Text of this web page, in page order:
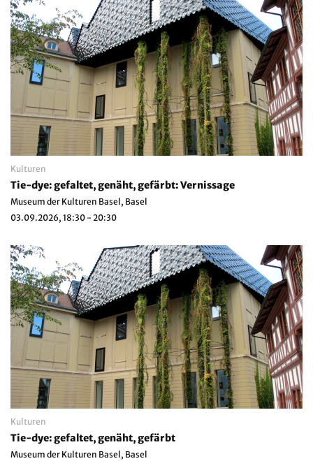
Kulturen
Tie-dye: gefaltet, genäht, gefärbt: Vernissage
Museum der Kulturen Basel, Basel
03.09.2026, 18:30 - 20:30
Kulturen
Tie-dye: gefaltet, genäht, gefärbt
Museum der Kulturen Basel, Basel